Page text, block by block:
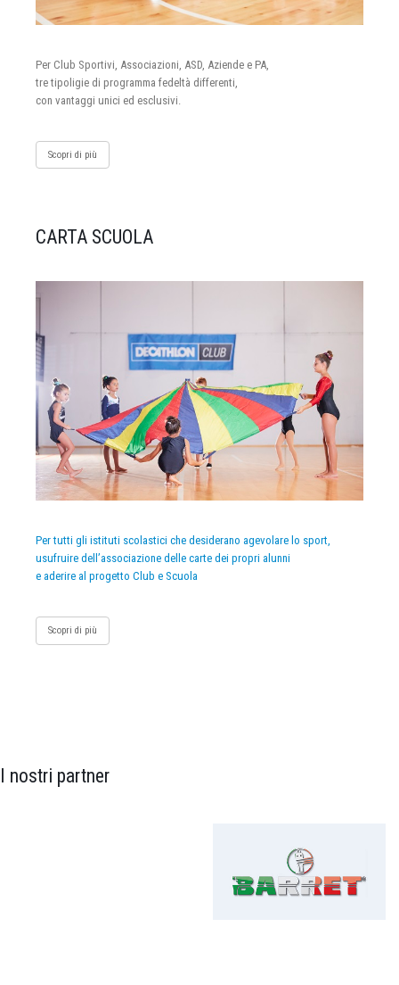
Per Club Sportivi, Associazioni, ASD, Aziende e PA,
tre tipoligie di programma fedeltà differenti,
con vantaggi unici ed esclusivi.
Scopri di più
CARTA SCUOLA
Per tutti gli istituti scolastici che desiderano agevolare lo sport,
usufruire dell’associazione delle carte dei propri alunni
e aderire al progetto Club e Scuola
Scopri di più
I nostri partner